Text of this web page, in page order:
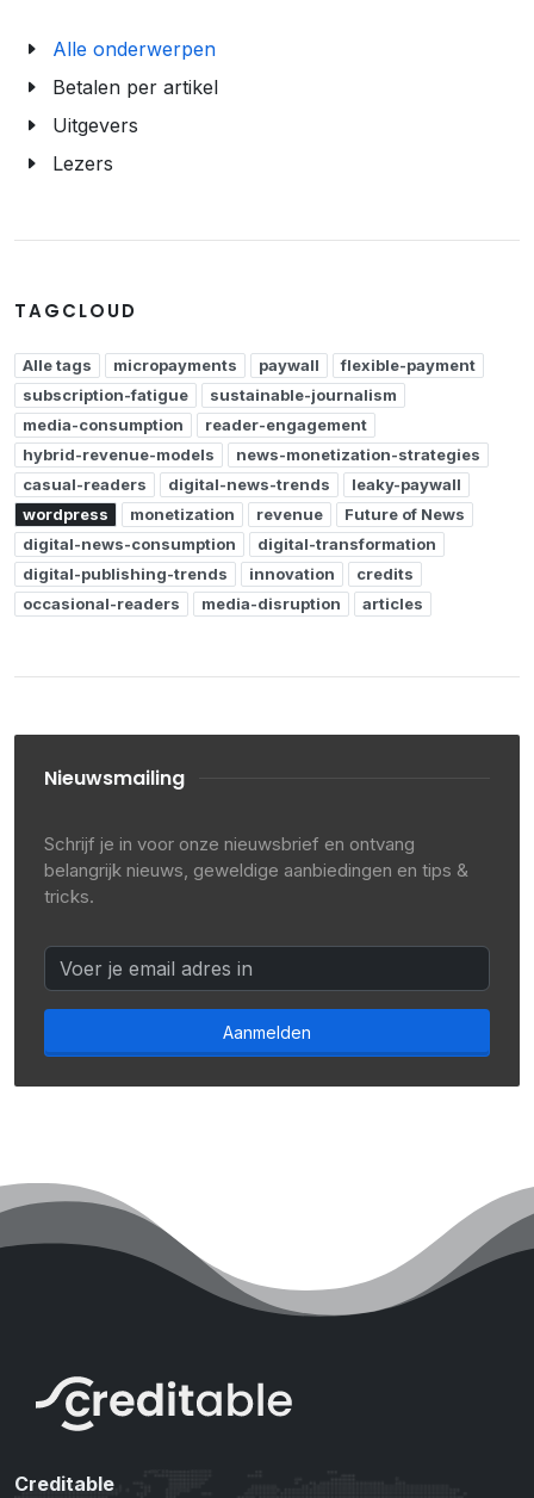
Alle onderwerpen
Betalen per artikel
Uitgevers
Lezers
TAGCLOUD
Alle tags micropayments paywall
flexible-payment
subscription-fatigue
sustainable-journalism
media-consumption
reader-engagement
hybrid-revenue-models
news-monetization-strategies
casual-readers
digital-news-trends
leaky-paywall
wordpress
monetization revenue
Future of News
digital-news-consumption
digital-transformation
digital-publishing-trends
innovation
credits
occasional-readers
media-disruption articles
Nieuwsmailing
Schrijf je in voor onze nieuwsbrief en ontvang
belangrijk nieuws, geweldige aanbiedingen en tips &
tricks.
Aanmelden
Creditable